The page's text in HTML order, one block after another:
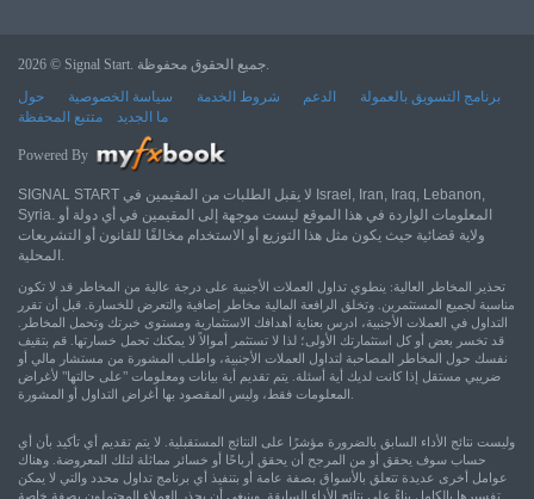
2026 © Signal Start. جميع الحقوق محفوظة.
حول
سياسة الخصوصية شروط الخدمة الدعم
برنامج التسويق بالعمولة
متتبع المحفظة
ما الجديد
Powered By
SIGNAL START لا يقبل الطلبات من المقيمين في Israel, Iran, Iraq, Lebanon,
Syria. المعلومات الواردة في هذا الموقع ليست موجهة إلى المقيمين في أي دولة أو
ولاية قضائية حيث يكون مثل هذا التوزيع أو الاستخدام مخالفًا للقانون أو التشريعات
المحلية.
تحذير المخاطر العالية: ينطوي تداول العملات الأجنبية على درجة عالية من المخاطر قد لا تكون
مناسبة لجميع المستثمرين. وتخلق الرافعة المالية مخاطر إضافية والتعرض للخسارة. قبل أن تقرر
التداول في العملات الأجنبية، ادرس بعناية أهدافك الاستثمارية ومستوى خبرتك وتحمل المخاطر.
قد تخسر بعض أو كل استثمارتك الأولى؛ لذا لا تستثمر أموالاً لا يمكنك تحمل خسارتها. قم بتقيف
نفسك حول المخاطر المصاحبة لتداول العملات الأجنبية، واطلب المشورة من مستشار مالي أو
ضريبي مستقل إذا كانت لديك أية أسئلة. يتم تقديم أية بيانات ومعلومات "على حالتها" لأغراض
المعلومات فقط، وليس المقصود بها أغراض التداول أو المشورة.
وليست نتائج الأداء السابق بالضرورة مؤشرًا على النتائج المستقبلية. لا يتم تقديم أي تأكيد بأن أي
حساب سوف يحقق أو من المرجح أن يحقق أرباحًا أو خسائر مماثلة لتلك المعروضة. وهناك
عوامل أخرى عديدة تتعلق بالأسواق بصفة عامة أو بتنفيذ أي برنامج تداول محدد والتي لا يمكن
تفسيرها بالكامل بناءً على نتائج الأداء السابقة. وينبغي أن يحذر العملاء المحتملون بصفة خاصة